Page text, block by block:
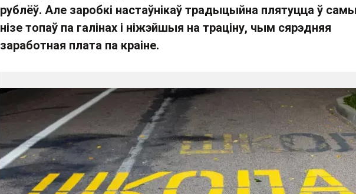
рублёў. Але заробкі настаўнікаў традыцыйна плятуцца ў
нізе топаў па галінах і ніжэйшыя на траціну, чым сярэдняя
заработная плата па краіне.